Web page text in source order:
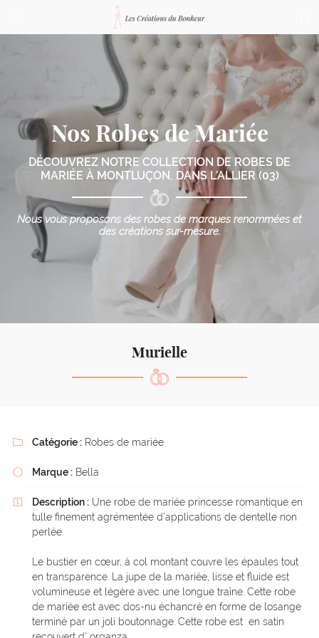
76 bis Boulevard de Courtais
 Adresse email de réception
Code Captcha
En cochant cette case, vous consentez à recevoir nos propositions commerciales à
l'adresse email indiqué ci-dessus. Vous pouvez vous désinscrire à tout moment en
Inscription
Nos Robes de Mariée
DÉCOUVREZ NOTRE COLLECTION DE ROBES DE
MARIÉE À MONTLUÇON, DANS L’ALLIER (03)
Nous vous proposons des robes de marques renommées et
des créations sur-mesure.
Murielle
 Catégorie : Robes de mariée
 Marque : Bella
 Description : Une robe de mariée princesse romantique en
tulle finement agrémentée d’applications de dentelle non
perlée.
Le bustier en cœur, à col montant couvre les épaules tout
en transparence. La jupe de la mariée, lisse et fluide est
volumineuse et légère avec une longue traîne. Cette robe
de mariée est avec dos-nu échancré en forme de losange
terminé par un joli boutonnage. Cette robe est en satin